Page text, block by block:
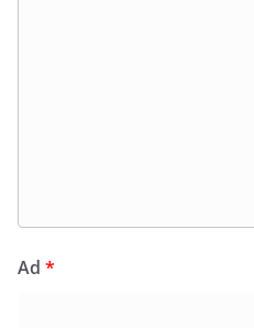
Ad *